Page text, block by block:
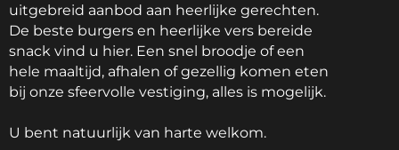
uitgebreid aanbod aan heerlijke gerechten.
De beste burgers en heerlijke vers bereide
snack vind u hier. Een snel broodje of een
hele maaltijd, afhalen of gezellig komen eten
bij onze sfeervolle vestiging, alles is mogelijk.
U bent natuurlijk van harte welkom.